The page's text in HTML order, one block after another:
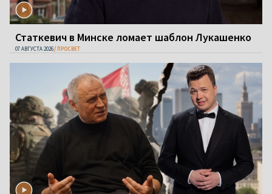
Статкевич в Минске ломает шаблон Лукашенко
07 АВГУСТА 2026 ПРОСВЕТ